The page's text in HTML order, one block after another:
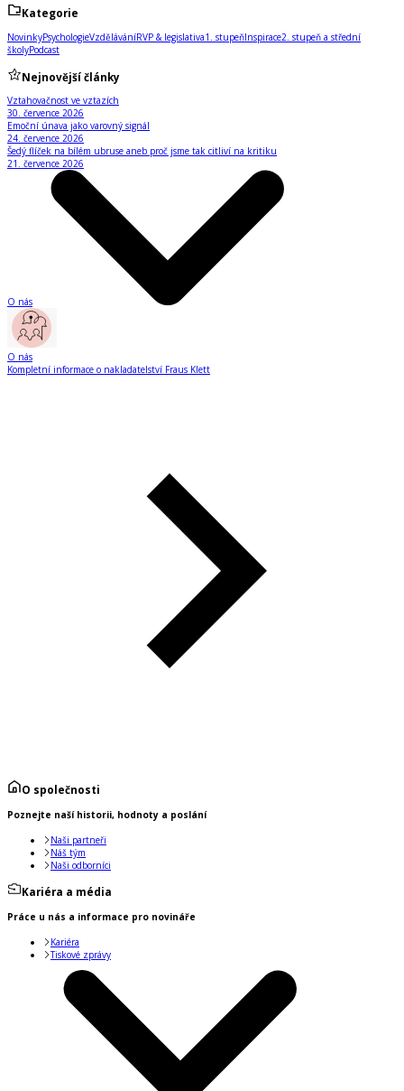
Kategorie
NovinkyPsychologieVzděláváníRVP & legislativa1. stupeňInspirace2. stupeň a střední
školyPodcast
Nejnovější články
Vztahovačnost ve vztazích
30. července 2026
Emoční únava jako varovný signál
24. července 2026
Šedý flíček na bílém ubruse aneb proč jsme tak citliví na kritiku
21. července 2026
O nás
O nás
Kompletní informace o nakladatelství Fraus Klett
O společnosti
Poznejte naší historii, hodnoty a poslání
Naši partneři
Náš tým
Naši odborníci
Kariéra a média
Práce u nás a informace pro novináře
Kariéra
Tiskové zprávy